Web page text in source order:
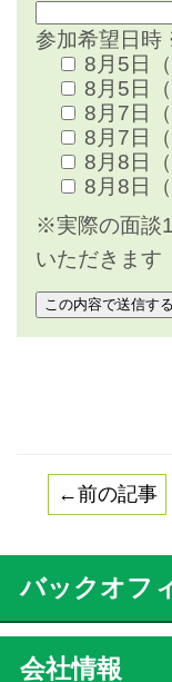
参加希望日時
8月5日
8月5日
8月7日
8月7日
8月8日
8月8日
※実際の面談
いただきます
←前の記事
バックオフ
会社情報